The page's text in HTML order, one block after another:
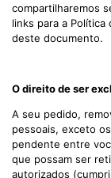
compartilharemos
links para a
deste documento.
O direito de ser
A seu pedido,
pessoais, exceto
pendente entre
que possam ser
autorizados